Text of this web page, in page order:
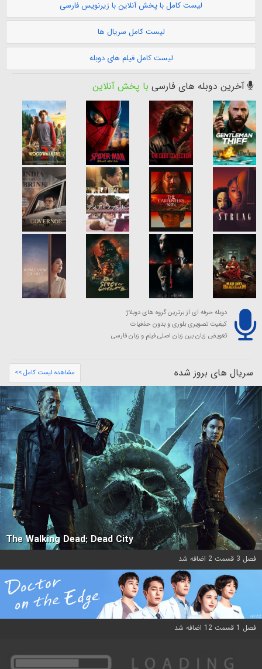
لیست کامل با پخش آنلاین با زیرنویس فارسی
لیست کامل سریال ها
لیست کامل فیلم های دوبله
آخرین دوبله های فارسی با پخش آنلاین
دوبله حرفه ای از برترین گروه های دوبلاژ
کیفیت تصویری بلوری و بدون حذفیات
تعویض زبان بین زبان اصلی فیلم و زبان فارسی
سریال های بروز شده مشاهده لیست کامل >>
The Walking Dead: Dead City
فصل 3 قسمت 2 اضافه شد
فصل 1 قسمت 12 اضافه شد